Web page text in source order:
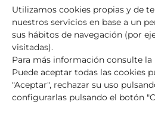
Utilizamos cookies propias y de
nuestros servicios en base a un
sus hábitos de navegación (por
visitadas).
Para más información consulte la
Puede aceptar todas las cookies
"Aceptar", rechazar su uso
configurarlas pulsando el botón
Prev
PREVIOUS
RETURN TO